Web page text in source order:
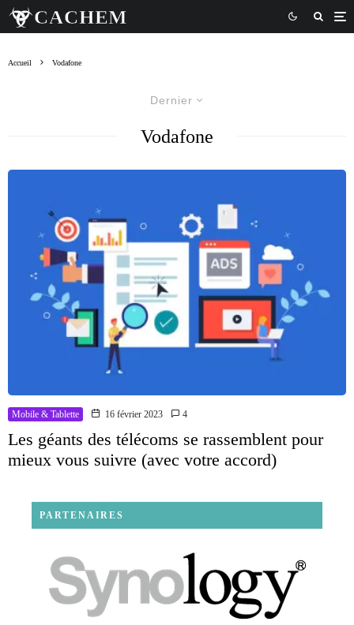
Accueil Vodafone
Dernier
Vodafone
Mobile & Tablette 16 février 2023 4
Les géants des télécoms se rassemblent pour
mieux vous suivre (avec votre accord)
PARTENAIRES